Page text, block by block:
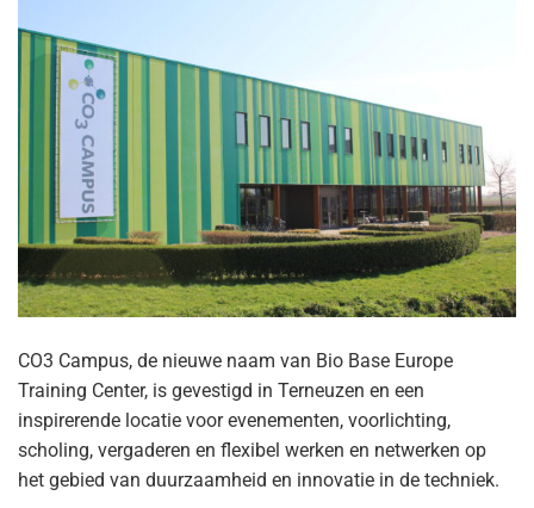
CO3 Campus, de nieuwe naam van Bio Base Europe
Training Center, is gevestigd in Terneuzen en een
inspirerende locatie voor evenementen, voorlichting,
scholing, vergaderen en flexibel werken en netwerken op
het gebied van duurzaamheid en innovatie in de techniek.